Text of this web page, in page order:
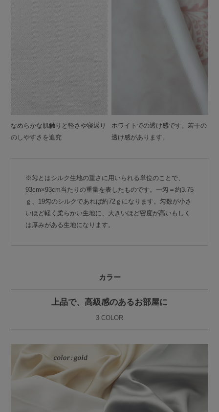
なめらかな肌触りと軽さや寝返り
のしやすさを追究
ホワイトでの透け感です。若干の
透け感があります。
※匁とはシルク生地の重さに用いられる単位のことで、
93cm×93cm当たりの重量を表したものです。一匁＝約3.75
ｇ、19匁のシルクであれば約72ｇになります。匁数が小さ
いほど軽く柔らかい生地に、大きいほど密度が高いもしく
は厚みがある生地になります。
カラー
上品で、高級感のあるお部屋に
3 COLOR